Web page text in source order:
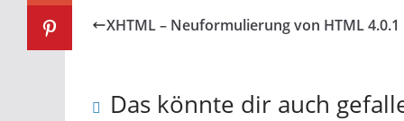
XHTML – Neuformulierung von HTML 4.0.1
Das könnte dir auch